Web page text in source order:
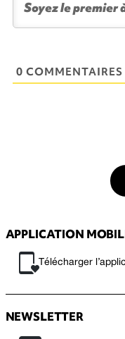
0 COMMENTAIRES
APPLICATION
Télécharger
NEWSLETTER